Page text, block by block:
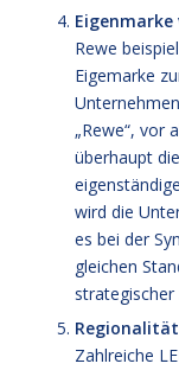
Rewe
Eigemarke
„Rewe“, vor
überhaupt
wird die
es bei der
gleichen
strategischer
Zahlreiche